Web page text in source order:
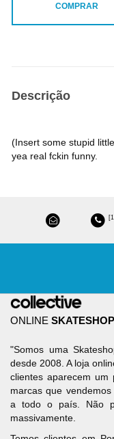
COMPRAR
Descrição
(Insert some stupid
yea real fckin funny.
[1]
ONLINE SKATESHOP
"Somos uma
desde 2008. A loja
clientes aparecem
marcas que
a todo o país. Não
massivamente.